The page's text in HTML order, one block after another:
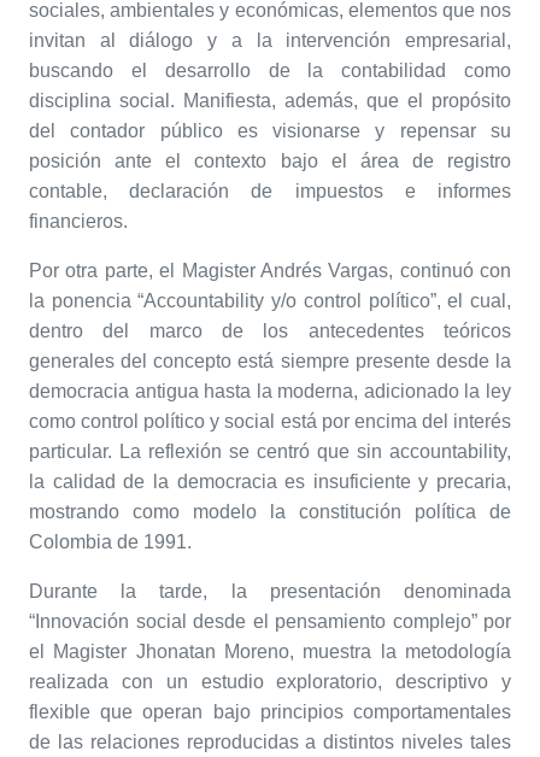
sociales, ambientales y económicas, elementos que nos
invitan al diálogo y a la intervención empresarial,
buscando el desarrollo de la contabilidad como
disciplina social. Manifiesta, además, que el propósito
del contador público es visionarse y repensar su
posición ante el contexto bajo el área de registro
contable, declaración de impuestos e informes
financieros.
Por otra parte, el Magister Andrés Vargas, continuó con
la ponencia “Accountability y/o control político”, el cual,
dentro del marco de los antecedentes teóricos
generales del concepto está siempre presente desde la
democracia antigua hasta la moderna, adicionado la ley
como control político y social está por encima del interés
particular. La reflexión se centró que sin accountability,
la calidad de la democracia es insuficiente y precaria,
mostrando como modelo la constitución política de
Colombia de 1991.
Durante la tarde, la presentación denominada
“Innovación social desde el pensamiento complejo” por
el Magister Jhonatan Moreno, muestra la metodología
realizada con un estudio exploratorio, descriptivo y
flexible que operan bajo principios comportamentales
de las relaciones reproducidas a distintos niveles tales